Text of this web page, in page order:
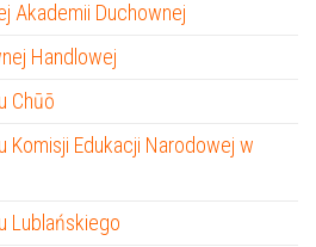
Akademii Duchownej
Handlowej
Chūō
Komisji Edukacji Narodowej w
Lublańskiego